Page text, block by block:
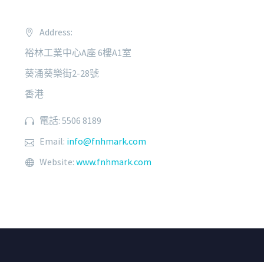
Address:
裕林工業中心A座 6樓A1室
葵涌葵樂街2-28號
香港
電話: 5506 8189
Email: info@fnhmark.com
Website: www.fnhmark.com